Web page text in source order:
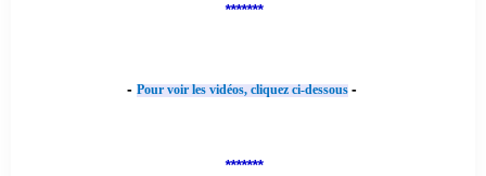
*******
- Pour voir les vidéos, cliquez ci-dessous -
*******